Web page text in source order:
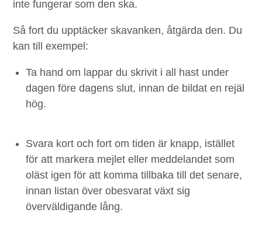
inte funger­ar som den ska.
Så fort du upp­täck­er ska­vanken, åtgär­da den. Du
kan till exempel:
Ta hand om lap­par du skriv­it i all hast under
dagen före dagens slut, innan de bil­dat en rejäl
hög.
Svara kort och fort om tiden är knapp, istäl­let
för att mark­era mejlet eller med­de­landet som
oläst igen för att kom­ma till­ba­ka till det senare,
innan lis­tan över obesvarat växt sig
överväldigande lång.